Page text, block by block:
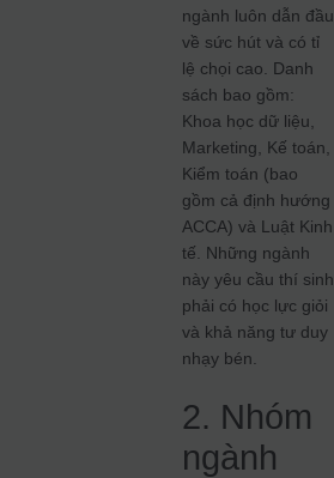
ngành luôn dẫn đầu
về sức hút và có tỉ
lệ chọi cao. Danh
sách bao gồm:
Khoa học dữ liệu,
Marketing, Kế toán,
Kiểm toán (bao
gồm cả định hướng
ACCA) và Luật Kinh
tế. Những ngành
này yêu cầu thí sinh
phải có học lực giỏi
và khả năng tư duy
nhạy bén.
2. Nhóm
ngành